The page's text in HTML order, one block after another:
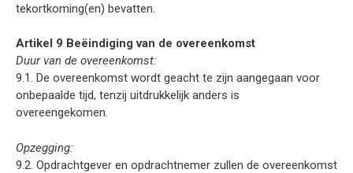
tekortkoming(en) bevatten.
Artikel 9 Beëindiging van de overeenkomst
Duur van de overeenkomst:
9.1. De overeenkomst wordt geacht te zijn aangegaan voor
onbepaalde tijd, tenzij uitdrukkelijk anders is
overeengekomen.
Opzegging:
9.2. Opdrachtgever en opdrachtnemer zullen de overeenkomst